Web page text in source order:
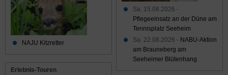
Sa. 15.08.2026 -
Pflegeeinsatz an der Düne am
Tennisplatz Seeheim
Sa. 22.08.2026 - NABU-Aktion
am Brauneberg am
Seeheimer Blütenhang
NAJU Kitzretter
Erlebnis-Touren